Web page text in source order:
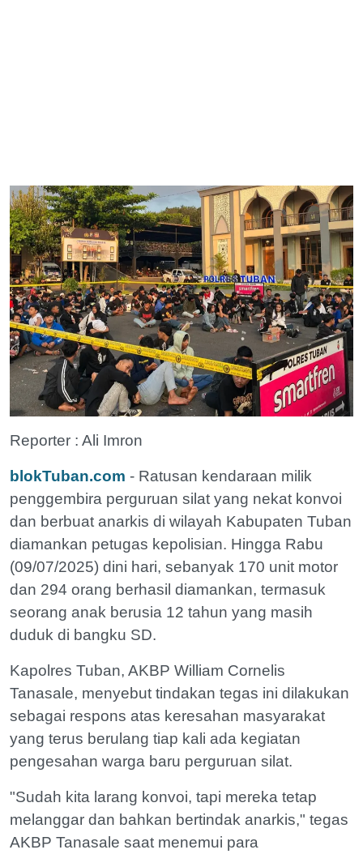
Reporter : Ali Imron
blokTuban.com - Ratusan kendaraan milik
penggembira perguruan silat yang nekat konvoi
dan berbuat anarkis di wilayah Kabupaten Tuban
diamankan petugas kepolisian. Hingga Rabu
(09/07/2025) dini hari, sebanyak 170 unit motor
dan 294 orang berhasil diamankan, termasuk
seorang anak berusia 12 tahun yang masih
duduk di bangku SD.
Kapolres Tuban, AKBP William Cornelis
Tanasale, menyebut tindakan tegas ini dilakukan
sebagai respons atas keresahan masyarakat
yang terus berulang tiap kali ada kegiatan
pengesahan warga baru perguruan silat.
"Sudah kita larang konvoi, tapi mereka tetap
melanggar dan bahkan bertindak anarkis," tegas
AKBP Tanasale saat menemui para